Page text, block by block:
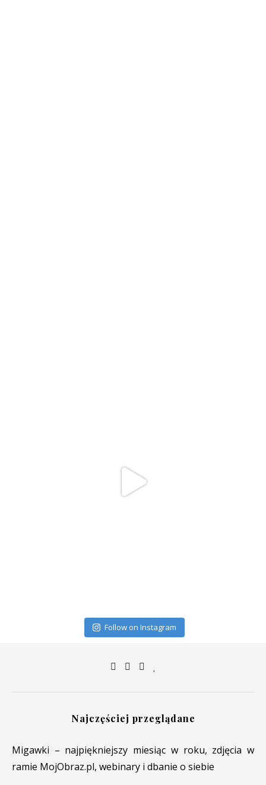
Follow on Instagram
Najczęściej przeglądane
Migawki – najpiękniejszy miesiąc w roku, zdjęcia w
ramie MojObraz.pl, webinary i dbanie o siebie